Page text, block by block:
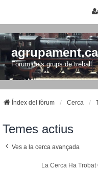
Fòrum dels grups de treball
Índex del fòrum Cerca
Temes actius
Ves a la cerca avançada
La Cerca Ha